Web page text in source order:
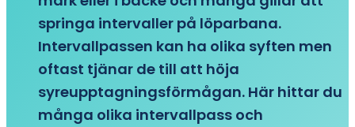
springa intervaller på löparbana.
Intervallpassen kan ha olika syften men
oftast tjänar de till att höja
syreupptagningsförmågan. Här hittar du
många olika intervallpass och